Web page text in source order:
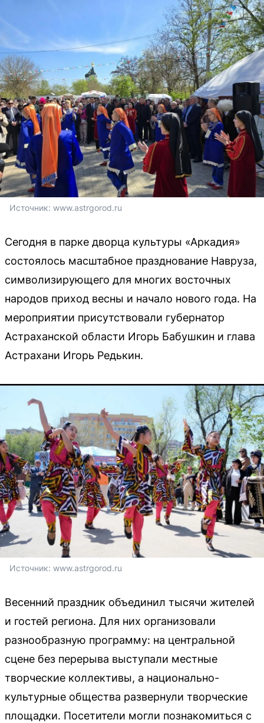
Источник: www.astrgorod.ru
Сегодня в парке дворца культуры «Аркадия»
состоялось масштабное празднование Навруза,
символизирующего для многих восточных
народов приход весны и начало нового года. На
мероприятии присутствовали губернатор
Астраханской области Игорь Бабушкин и глава
Астрахани Игорь Редькин.
Источник: www.astrgorod.ru
Весенний праздник объединил тысячи жителей
и гостей региона. Для них организовали
разнообразную программу: на центральной
сцене без перерыва выступали местные
творческие коллективы, а национально-
культурные общества развернули творческие
площадки. Посетители могли познакомиться с